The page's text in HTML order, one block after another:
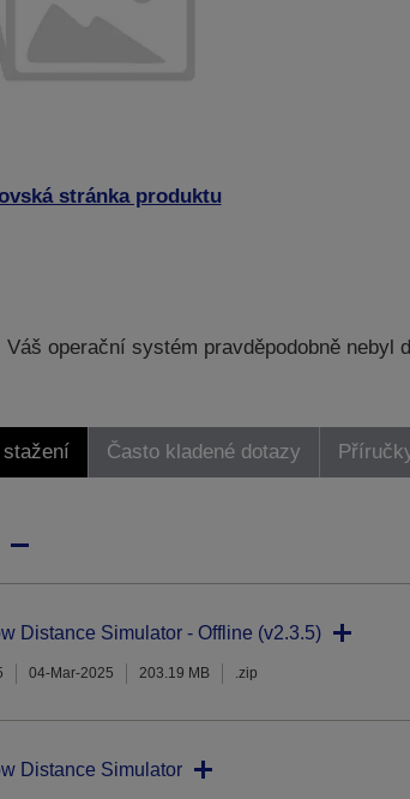
stránka produktu
Váš operační systém pravděpodobně
Často kladené dotazy
Distance Simulator - Offline (v2.3.5)
04-Mar-2025 203.19 MB .zip
Distance Simulator